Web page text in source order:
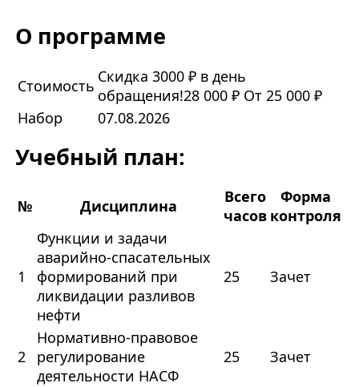
О программе
Стоимость Скидка 3000 ₽ в день
обращения!28 000 ₽ От 25 000 ₽
Набор
07.08.2026
Учебный план:
№ Дисциплина
Всего
часов
Форма
контроля
1
Функции и задачи
аварийно-спасательных
формирований при
ликвидации разливов
нефти
25 Зачет
2
Нормативно-правовое
регулирование
деятельности НАСФ
25 Зачет